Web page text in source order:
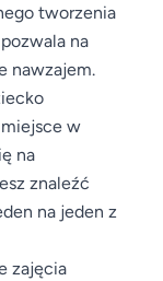
tworzenia
na
nawzajem.
w
na
znaleźć
na jeden z
zajęcia